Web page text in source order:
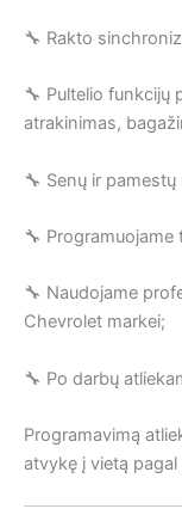
🔧 Rakto
🔧 Pultelio funkcijų
atrakinimas,
🔧 Senų ir
🔧 Programuojame
🔧 Naudojame
Chevrolet markei;
🔧 Po darbų
Programavimą
atvykę į vietą pagal